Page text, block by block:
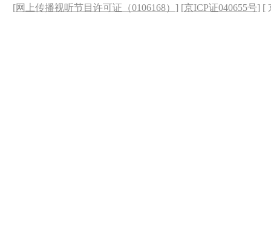
[网上传播视听节目许可证（0106168） ] [京ICP证040655号] [